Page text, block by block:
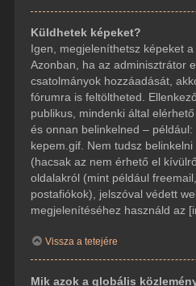
Küldhetek képeket?
Igen, megjeleníthetsz képeket a
Azonban, ha az adminisztrátor
csatolmányok hozzáadását,
fórumra is feltöltheted.
publikus, mindenki által
és onnan belinkelned –
kepem.gif. Nem tudsz
(hacsak az nem érhető el
oldalakról (mint például
postafiókok), jelszóval védett
megjelenítéséhez használd az
Vissza a tetejére
Mik azok a globális